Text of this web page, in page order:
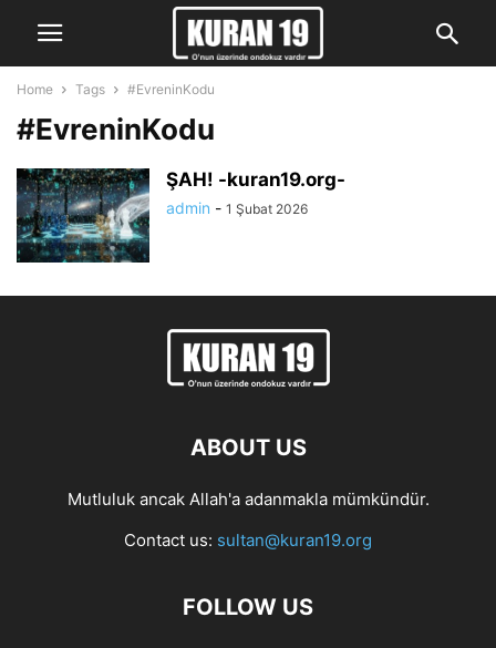
Home Tags #EvreninKodu
#EvreninKodu
ŞAH! -kuran19.org-
admin - 1 Şubat 2026
ABOUT US
Mutluluk ancak Allah'a adanmakla mümkündür.
Contact us: sultan@kuran19.org
FOLLOW US